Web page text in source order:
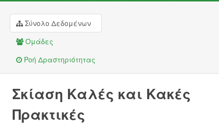
Σχετικά
Σύνολο Δεδομένων
Ομάδες
Ροή Δραστηριότητας
Σκίαση Καλές και Κακές
Πρακτικές